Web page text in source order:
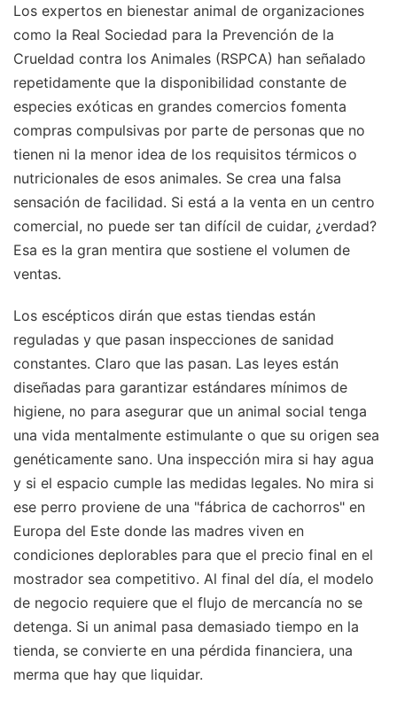
Los expertos en bienestar animal de organizaciones
como la Real Sociedad para la Prevención de la
Crueldad contra los Animales (RSPCA) han señalado
repetidamente que la disponibilidad constante de
especies exóticas en grandes comercios fomenta
compras compulsivas por parte de personas que no
tienen ni la menor idea de los requisitos térmicos o
nutricionales de esos animales. Se crea una falsa
sensación de facilidad. Si está a la venta en un centro
comercial, no puede ser tan difícil de cuidar, ¿verdad?
Esa es la gran mentira que sostiene el volumen de
ventas.
Los escépticos dirán que estas tiendas están
reguladas y que pasan inspecciones de sanidad
constantes. Claro que las pasan. Las leyes están
diseñadas para garantizar estándares mínimos de
higiene, no para asegurar que un animal social tenga
una vida mentalmente estimulante o que su origen sea
genéticamente sano. Una inspección mira si hay agua
y si el espacio cumple las medidas legales. No mira si
ese perro proviene de una "fábrica de cachorros" en
Europa del Este donde las madres viven en
condiciones deplorables para que el precio final en el
mostrador sea competitivo. Al final del día, el modelo
de negocio requiere que el flujo de mercancía no se
detenga. Si un animal pasa demasiado tiempo en la
tienda, se convierte en una pérdida financiera, una
merma que hay que liquidar.